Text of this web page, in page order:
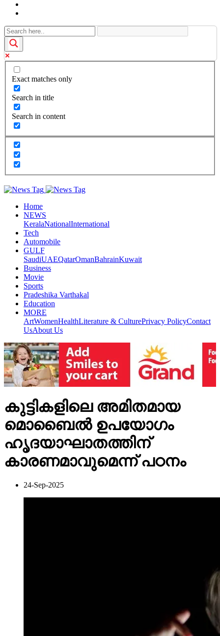
Exact matches only
Search in title
Search in content
Home
NEWS
KeralaNationalInternational
Tech
Automobile
GULF
SaudiUAEQatarOmanBahrainKuwait
Business
Movie
Sports
Pradeshika Varthakal
Education
MORE
ArtWomenHealthLiterature & CulturePrivacy PolicyContact
UsAbout Us
കുട്ടികളിലെ അമിതമായ
മൊബൈല്‍ ഉപയോഗം
ഹൃദയാഘാതത്തിന്
കാരണമാവുമെന്ന് പഠനം
24-Sep-2025